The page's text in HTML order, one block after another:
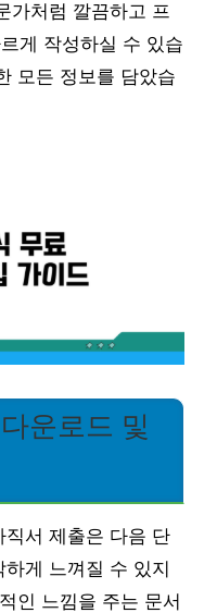
가처럼 깔끔하고 프
게 작성하실 수 있습
모든 정보를 담았습
운로드 및
서 제출은 다음 단
게 느껴질 수 있지
인 느낌을 주는 문서